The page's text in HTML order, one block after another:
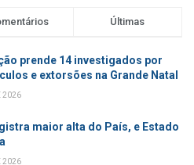
Últimas
prende 14 investigados por
e extorsões na Grande Natal
2026
maior alta do País, e Estado
2026